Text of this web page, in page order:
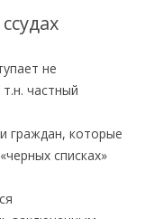
не
частный
граждан, которые
списках»